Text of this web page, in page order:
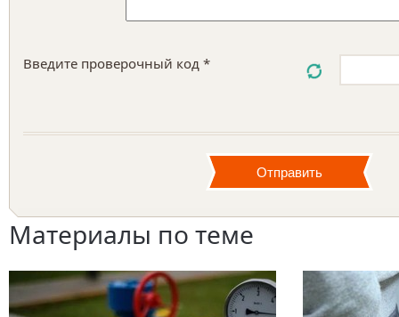
Введите проверочный код *
Материалы по теме